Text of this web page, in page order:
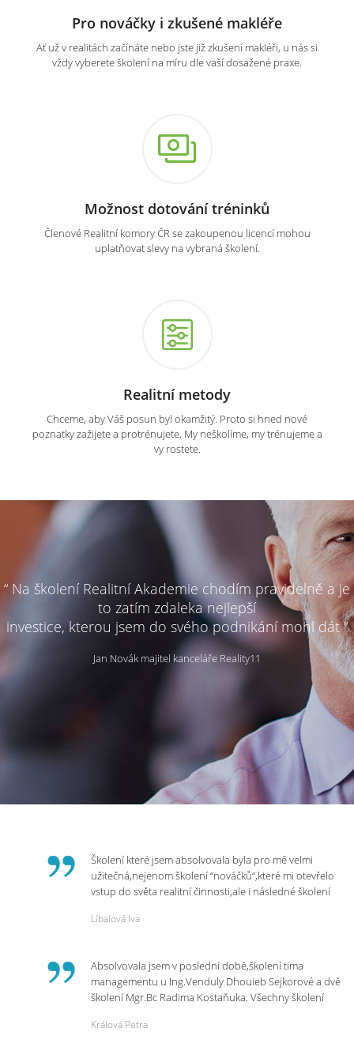
Pro nováčky i zkušené makléře
Ať už v realitách začínáte nebo jste již zkušení makléři, u nás si
vždy vyberete školení na míru dle vaší dosažené praxe.
Možnost dotování tréninků
Členové Realitní komory ČR se zakoupenou licencí mohou
uplatňovat slevy na vybraná školení.
Realitní metody
Chceme, aby Váš posun byl okamžitý. Proto si hned nové
poznatky zažijete a protrénujete. My neškolíme, my trénujeme a
vy rostete.
“ Na školení Realitní Akademie chodím pravidelně a je
to zatím zdaleka nejlepší
investice, kterou jsem do svého podnikání mohl dát ”
Jan Novák majitel kanceláře Reality11
Školení které jsem absolvovala byla pro mě velmi
užitečná,nejenom školení “nováčků“,které mi otevřelo
vstup do světa realitní činnosti,ale i následné školení
p.Vendulce která s nesmírnou lidskostí,přesto
potřebná školení,která Realitní Akademie umožňuje.
Líbalová Iva
Absolvovala jsem v poslední době,školení tima
managementu u Ing.Venduly Dhouieb Sejkorové a dvě
školení Mgr.Bc Radima Kostaňuka. Všechny školení
práci a na život.
Králová Petra